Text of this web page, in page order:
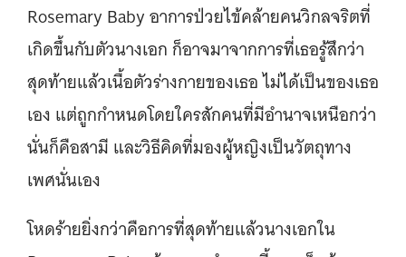
Rosemary Baby อาการป่วยไข้คล้ายคนวิกลจริตที่
เกิดขึ้นกับตัวนางเอก ก็อาจมาจากการที่เธอรู้สึกว่า
สุดท้ายแล้วเนื้อตัวร่างกายของเธอ ไม่ได้เป็นของเธอ
เอง แต่ถูกกำหนดโดยใครสักคนที่มีอำนาจเหนือกว่า
นั่นก็คือสามี และวิธีคิดที่มองผู้หญิงเป็นวัตถุทาง
เพศนั่นเอง
โหดร้ายยิ่งกว่าคือการที่สุดท้ายแล้วนางเอกใน